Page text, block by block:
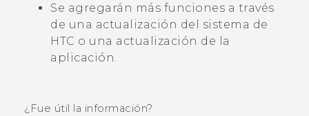
Se agregarán más funciones a través
de una actualización del sistema de
HTC o una actualización de la
aplicación.
¿Fue útil la información?